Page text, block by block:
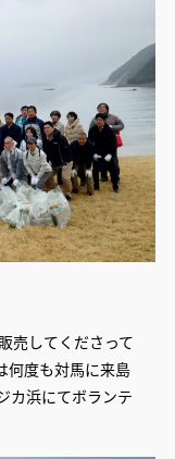
売してくださって
何度も対馬に来島
カ浜にてボランテ